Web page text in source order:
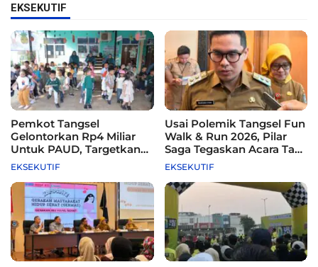
EKSEKUTIF
Pemkot Tangsel
Gelontorkan Rp4 Miliar
Untuk PAUD, Targetkan
115 Sekolah
EKSEKUTIF
Usai Polemik Tangsel Fun
Walk & Run 2026, Pilar
Saga Tegaskan Acara Tak
Difasilitasi Pemkot
EKSEKUTIF